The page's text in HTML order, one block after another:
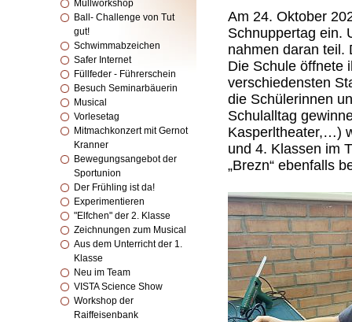
Müllworkshop
Ball- Challenge von Tut
gut!
Schwimmabzeichen
Safer Internet
Füllfeder - Führerschein
Besuch Seminarbäuerin
Musical
Vorlesetag
Mitmachkonzert mit Gernot
Kranner
Bewegungsangebot der
Sportunion
Der Frühling ist da!
Experimentieren
"Elfchen" der 2. Klasse
Zeichnungen zum Musical
Aus dem Unterricht der 1.
Klasse
Neu im Team
VISTA Science Show
Workshop der
Raiffeisenbank
Am 24. Oktober
Schnuppertag ein.
nahmen daran teil.
Die Schule öffnete
verschiedensten
die Schülerinnen
Schulalltag
Kasperltheater,…)
und 4. Klassen im
„Brezn“ ebenfalls